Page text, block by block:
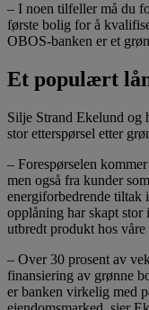
– I noen tilfeller må du
første bolig for å
OBOS-banken er et
Et populært
Silje Strand Ekelund og
stor etterspørsel etter
– Forespørselen
men også fra kunder
energiforbedrende tiltak
opplåning har skapt stor
utbredt produkt hos
– Over 30 prosent av
finansiering av grønne
er banken virkelig med